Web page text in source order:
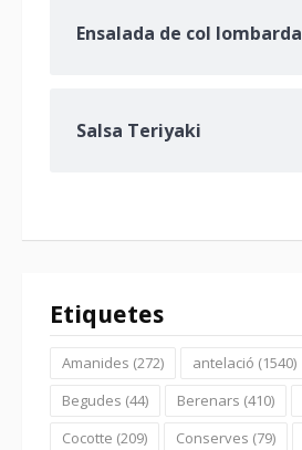
Ensalada de col lombarda
Salsa Teriyaki
Etiquetes
Amanides (272) antelació (1540)
Begudes (44) Berenars (410)
Cocotte (209) Conserves (79)